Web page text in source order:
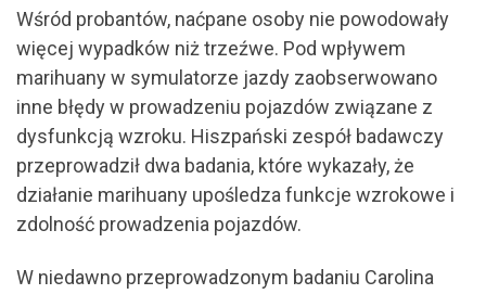
Wśród probantów, naćpane osoby nie powodowały
więcej wypadków niż trzeźwe. Pod wpływem
marihuany w symulatorze jazdy zaobserwowano
inne błędy w prowadzeniu pojazdów związane z
dysfunkcją wzroku. Hiszpański zespół badawczy
przeprowadził dwa badania, które wykazały, że
działanie marihuany upośledza funkcje wzrokowe i
zdolność prowadzenia pojazdów.
W niedawno przeprowadzonym badaniu Carolina